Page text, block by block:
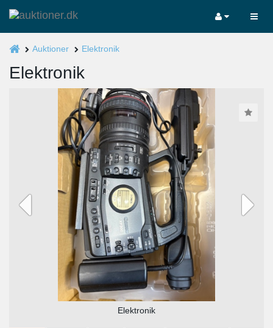
Auktioner Elektronik
Elektronik
Elektronik